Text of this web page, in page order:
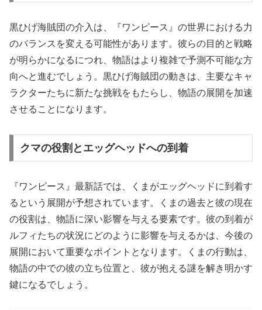
黒ひげ海賊団の介入は、『ワンピース』の世界における力
のバランスを変える可能性があります。彼らの目的と戦略
が明らかになるにつれ、物語はより複雑で予測不可能な方
向へと進むでしょう。黒ひげ海賊団の動きは、主要なキャ
ラクターたちに新たな挑戦をもたらし、物語の展開を加速
させることになります。
クマの役割とエッグヘッドへの到着
『ワンピース』最新話では、くまがエッグヘッドに到着す
るという展開が予想されています。くまの過去と彼の現在
の役割は、物語に深い影響を与える要素です。彼の到着が
ルフィたちの状況にどのように影響を与えるかは、今後の
展開において重要なポイントとなります。くまの行動は、
物語の中での彼の立ち位置と、彼が抱える謎を解き明かす
鍵になるでしょう。